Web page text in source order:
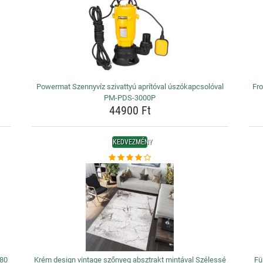
Powermat Szennyvíz szivattyú aprítóval úszókapcsolóval
PM-PDS-3000P
44900 Ft
KEDVEZMÉNY
Krém design vintage szőnyeg absztrakt mintával Szélessé